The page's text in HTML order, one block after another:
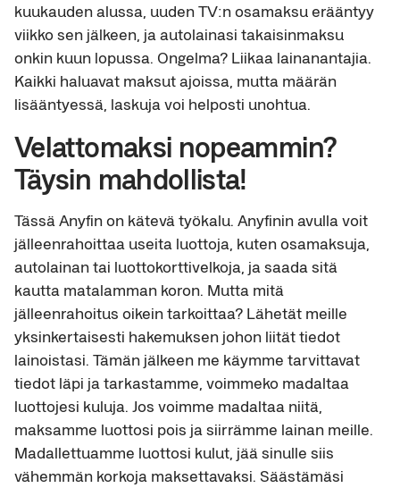
kuukauden alussa, uuden TV:n osamaksu erääntyy
viikko sen jälkeen, ja autolainasi takaisinmaksu
onkin kuun lopussa. Ongelma? Liikaa lainanantajia.
Kaikki haluavat maksut ajoissa, mutta määrän
lisääntyessä, laskuja voi helposti unohtua.
Velattomaksi nopeammin?
Täysin mahdollista!
Tässä Anyfin on kätevä työkalu. Anyfinin avulla voit
jälleenrahoittaa useita luottoja, kuten osamaksuja,
autolainan tai luottokorttivelkoja, ja saada sitä
kautta matalamman koron. Mutta mitä
jälleenrahoitus oikein tarkoittaa? Lähetät meille
yksinkertaisesti hakemuksen johon liität tiedot
lainoistasi. Tämän jälkeen me käymme tarvittavat
tiedot läpi ja tarkastamme, voimmeko madaltaa
luottojesi kuluja. Jos voimme madaltaa niitä,
maksamme luottosi pois ja siirrämme lainan meille.
Madallettuamme luottosi kulut, jää sinulle siis
vähemmän korkoja maksettavaksi. Säästämäsi